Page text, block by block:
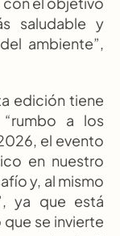
saludable y
ambiente”,
edición tiene
“rumbo a los
el evento
en nuestro
y, al mismo
ya que está
se invierte